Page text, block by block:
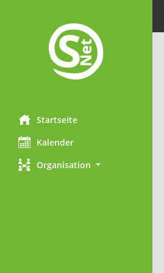
Startseite
Kalender
Organisation